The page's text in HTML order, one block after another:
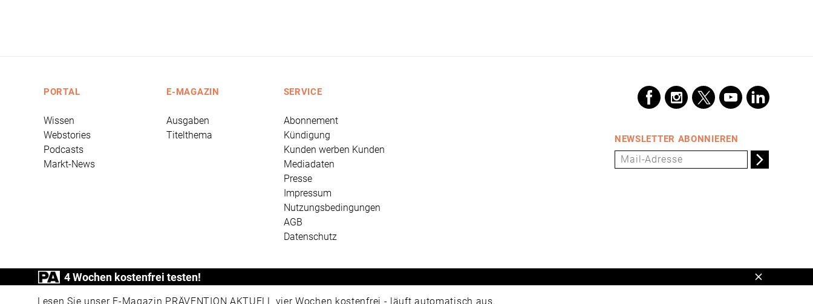
PORTAL
Wissen
Webstories
Podcasts
Markt-News
E-MAGAZIN
Ausgaben
Titelthema
SERVICE
Abonnement
Kündigung
Kunden werben Kunden
Mediadaten
Presse
Impressum
Nutzungsbedingungen
AGB
Datenschutz
NEWSLETTER ABONNIEREN
4 Wochen kostenfrei testen!
Lesen Sie unser E-Magazin PRÄVENTION AKTUELL vier Wochen kostenfrei - läuft automatisch aus.
Schließen